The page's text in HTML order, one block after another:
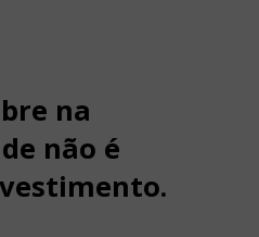
na
não é